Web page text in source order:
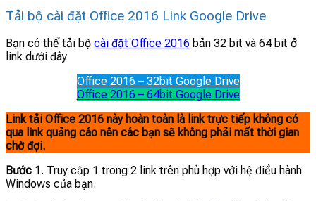
Tải bộ cài đặt Office 2016 Link Google Drive
Bạn có thể tải bộ cài đặt Office 2016 bản 32 bit và 64 bit ở
link dưới đây
Office 2016 – 32bit Google Drive
Office 2016 – 64bit Google Drive
Link tải Office 2016 này hoàn toàn là link trực tiếp không có
qua link quảng cáo nên các bạn sẽ không phải mất thời gian
chờ đợi.
Bước 1 . Truy cập 1 trong 2 link trên phù hợp với hệ điều hành
Windows của bạn.